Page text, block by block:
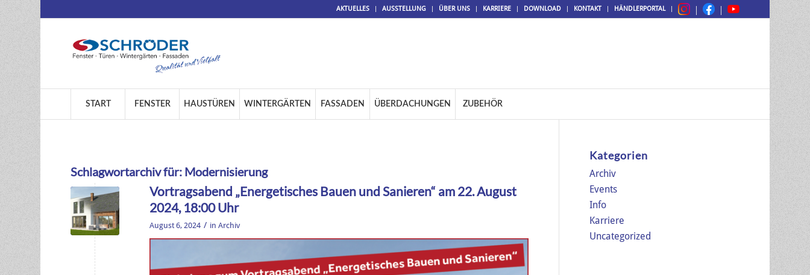
AKTUELLES AUSSTELLUNG ÜBER UNS KARRIERE DOWNLOAD KONTAKT HÄNDLERPORTAL
START FENSTER HAUSTÜREN WINTERGÄRTEN FASSADEN ÜBERDACHUNGEN ZUBEHÖR
Schlagwortarchiv für: Modernisierung
Vortragsabend „Energetisches Bauen und Sanieren“ am 22. August
2024, 18:00 Uhr
August 6, 2024 / inArchiv
Kategorien
Archiv
Events
Info
Karriere
Uncategorized